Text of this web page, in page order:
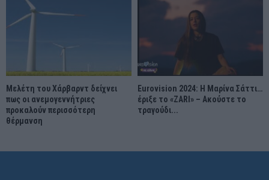
Μελέτη του Χάρβαρντ δείχνει
πως οι ανεμογεννήτριες
προκαλούν περισσότερη
θέρμανση
Eurovision 2024: Η Μαρίνα Σάττι…
έριξε το «ZARI» – Ακούστε το
τραγούδι...